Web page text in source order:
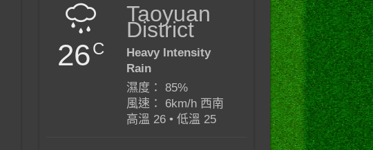
26C
Taoyuan
District
Heavy Intensity
Rain
濕度： 85%
風速： 6km/h 西南
高溫 26 • 低溫 25